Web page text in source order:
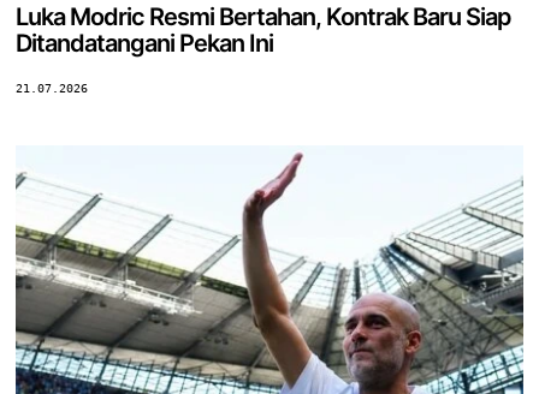
Luka Modric Resmi Bertahan, Kontrak Baru Siap
Ditandatangani Pekan Ini
21.07.2026